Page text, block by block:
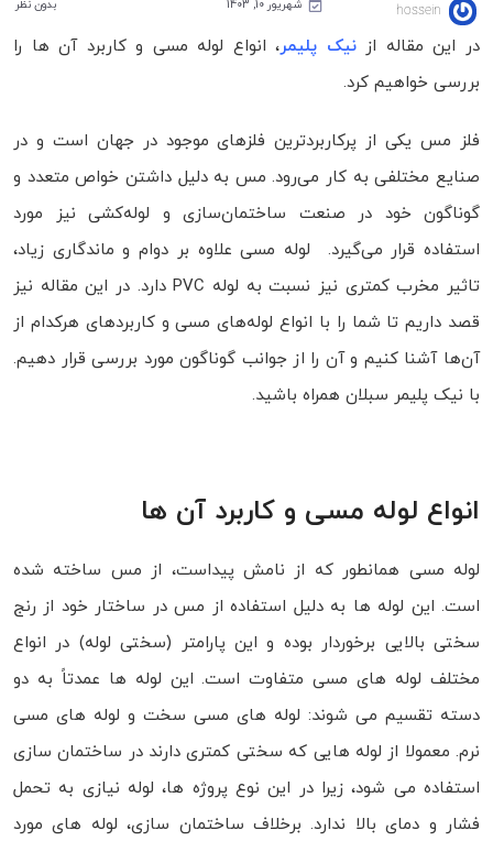
hossein شهریور 10, 1403 بدون نظر
در این مقاله ازنیک پلیمر، انواع لوله مسی و کاربرد آن ها را
بررسی خواهیم کرد.
فلز مس یکی از پرکاربردترین فلزهای موجود در جهان است و در
صنایع مختلفی به کار می‌رود. مس به دلیل داشتن خواص متعدد و
گوناگون خود در صنعت ساختمان‌سازی و لوله‌کشی نیز مورد
استفاده قرار می‌گیرد. لوله‌ مسی علاوه بر دوام و ماندگاری زیاد،
تاثیر مخرب کمتری نیز نسبت به لوله‌ PVC دارد. در این مقاله نیز
قصد داریم تا شما را با انواع لوله‌های مسی و کاربردهای هرکدام از
آن‌ها آشنا کنیم و آن را از جوانب گوناگون مورد بررسی قرار دهیم.
با نیک پلیمر سبلان همراه باشید.
انواع لوله مسی و کاربرد آن ها
لوله مسی همانطور که از نامش پیداست، از مس ساخته شده
است. این لوله ها به دلیل استفاده از مس در ساختار خود از رنج
سختی بالایی برخوردار بوده و این پارامتر (سختی لوله) در انواع
مختلف لوله های مسی متفاوت است. این لوله ها عمدتاً به دو
دسته تقسیم می شوند: لوله های مسی سخت و لوله های مسی
نرم. معمولا از لوله هایی که سختی کمتری دارند در ساختمان سازی
استفاده می شود، زیرا در این نوع پروژه ها، لوله نیازی به تحمل
فشار و دمای بالا ندارد. برخلاف ساختمان سازی، لوله های مورد